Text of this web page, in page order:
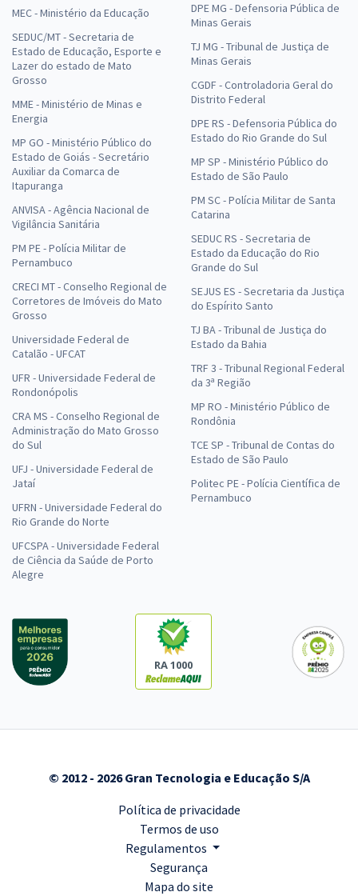
MEC - Ministério da Educação
SEDUC/MT - Secretaria de
Estado de Educação, Esporte e
Lazer do estado de Mato
Grosso
MME - Ministério de Minas e
Energia
MP GO - Ministério Público do
Estado de Goiás - Secretário
Auxiliar da Comarca de
Itapuranga
ANVISA - Agência Nacional de
Vigilância Sanitária
PM PE - Polícia Militar de
Pernambuco
CRECI MT - Conselho Regional de
Corretores de Imóveis do Mato
Grosso
Universidade Federal de
Catalão - UFCAT
UFR - Universidade Federal de
Rondonópolis
CRA MS - Conselho Regional de
Administração do Mato Grosso
do Sul
UFJ - Universidade Federal de
Jataí
UFRN - Universidade Federal do
Rio Grande do Norte
UFCSPA - Universidade Federal
de Ciência da Saúde de Porto
Alegre
DPE MG - Defensoria Pública de
Minas Gerais
TJ MG - Tribunal de Justiça de
Minas Gerais
CGDF - Controladoria Geral do
Distrito Federal
DPE RS - Defensoria Pública do
Estado do Rio Grande do Sul
MP SP - Ministério Público do
Estado de São Paulo
PM SC - Polícia Militar de Santa
Catarina
SEDUC RS - Secretaria de
Estado da Educação do Rio
Grande do Sul
SEJUS ES - Secretaria da Justiça
do Espírito Santo
TJ BA - Tribunal de Justiça do
Estado da Bahia
TRF 3 - Tribunal Regional Federal
da 3ª Região
MP RO - Ministério Público de
Rondônia
TCE SP - Tribunal de Contas do
Estado de São Paulo
Politec PE - Polícia Científica de
Pernambuco
RA 1000
© 2012 - 2026 Gran Tecnologia e Educação S/A
Política de privacidade
Termos de uso
Regulamentos
Segurança
Mapa do site